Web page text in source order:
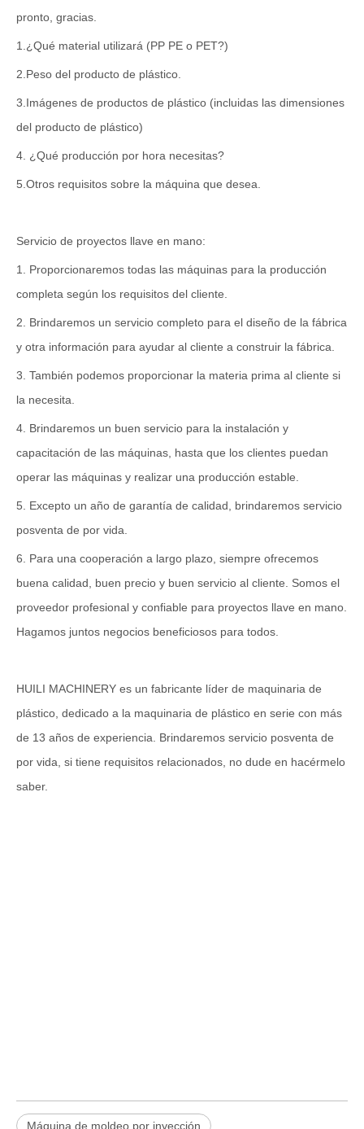
pronto, gracias.
1.¿Qué material utilizará (PP PE o PET?)
2.Peso del producto de plástico.
3.Imágenes de productos de plástico (incluidas las dimensiones
del producto de plástico)
4. ¿Qué producción por hora necesitas?
5.Otros requisitos sobre la máquina que desea.
Servicio de proyectos llave en mano:
1. Proporcionaremos todas las máquinas para la producción
completa según los requisitos del cliente.
2. Brindaremos un servicio completo para el diseño de la fábrica
y otra información para ayudar al cliente a construir la fábrica.
3. También podemos proporcionar la materia prima al cliente si
la necesita.
4. Brindaremos un buen servicio para la instalación y
capacitación de las máquinas, hasta que los clientes puedan
operar las máquinas y realizar una producción estable.
5. Excepto un año de garantía de calidad, brindaremos servicio
posventa de por vida.
6. Para una cooperación a largo plazo, siempre ofrecemos
buena calidad, buen precio y buen servicio al cliente. Somos el
proveedor profesional y confiable para proyectos llave en mano.
Hagamos juntos negocios beneficiosos para todos.
HUILI MACHINERY es un fabricante líder de maquinaria de
plástico, dedicado a la maquinaria de plástico en serie con más
de 13 años de experiencia. Brindaremos servicio posventa de
por vida, si tiene requisitos relacionados, no dude en hacérmelo
saber.
Máquina de moldeo por inyección